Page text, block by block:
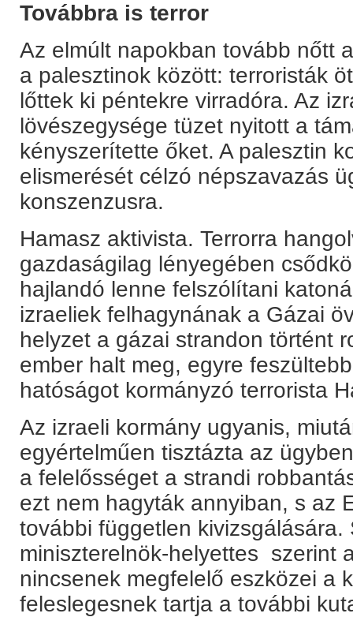
Továbbra is terror
Az elmúlt napokban tovább nőtt
a palesztinok között: terroristák
lőttek ki péntekre virradóra. Az
lövészegysége tüzet nyitott a
kényszerítette őket. A palesztin
elismerését célzó népszavazás
konszenzusra.
Hamasz aktivista. Terrorra
gazdaságilag lényegében
hajlandó lenne felszólítani
izraeliek felhagynának a Gázai
helyzet a gázai strandon történt
ember halt meg, egyre
hatóságot kormányzó terrorista
Az izraeli kormány ugyanis,
egyértelműen tisztázta az
a felelősséget a strandi
ezt nem hagyták annyiban, s az
további független kivizsgálására.
miniszterelnök-helyettes szerint
nincsenek megfelelő eszközei a
feleslegesnek tartja a további